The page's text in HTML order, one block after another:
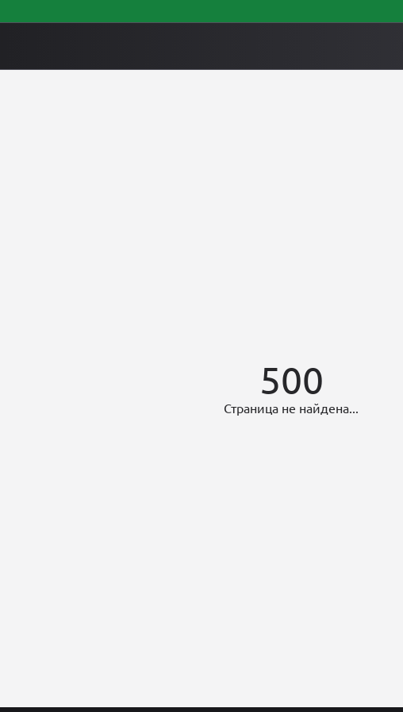
500
Страница не найдена...